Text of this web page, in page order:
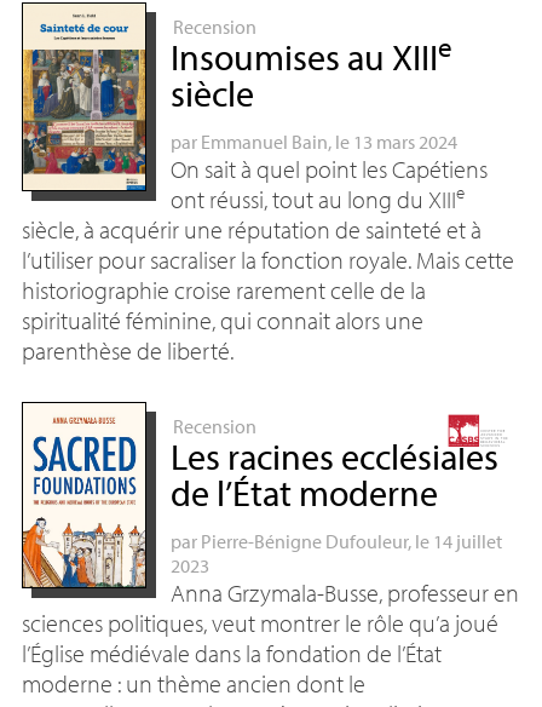
Recension
Insoumises au XIIIe
siècle
par Emmanuel Bain, le 13 mars 2024
On sait à quel point les Capétiens
ont réussi, tout au long du XIIIe
siècle, à acquérir une réputation de sainteté et à
l’utiliser pour sacraliser la fonction royale. Mais cette
historiographie croise rarement celle de la
spiritualité féminine, qui connait alors une
parenthèse de liberté.
Recension
Les racines ecclésiales
de l’État moderne
par Pierre-Bénigne Dufouleur, le 14 juillet
2023
Anna Grzymala-Busse, professeur en
sciences politiques, veut montrer le rôle qu’a joué
l’Église médiévale dans la fondation de l’État
moderne : un thème ancien dont le